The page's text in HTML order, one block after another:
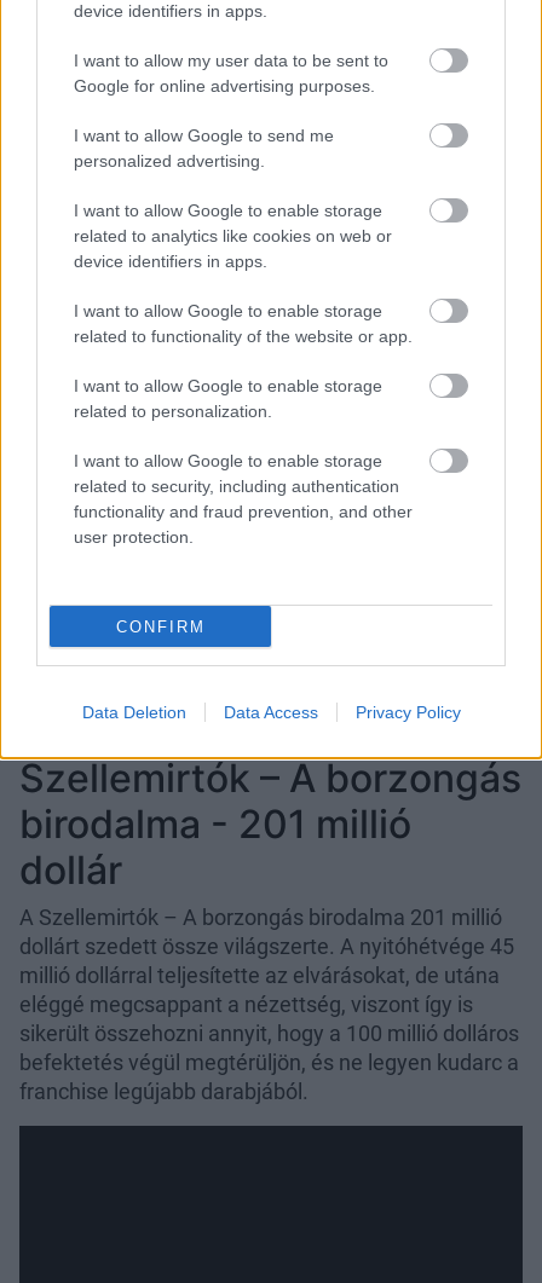
device identifiers in apps.
I want to allow my user data to be sent to
Google for online advertising purposes.
I want to allow Google to send me
personalized advertising.
I want to allow Google to enable storage
related to analytics like cookies on web or
device identifiers in apps.
I want to allow Google to enable storage
related to functionality of the website or app.
I want to allow Google to enable storage
related to personalization.
I want to allow Google to enable storage
related to security, including authentication
functionality and fraud prevention, and other
user protection.
CONFIRM
Data Deletion Data Access Privacy Policy
Garfield – 239 millió dollár
Kasszaiker lett a Garfield is, ami szerény 60 millió
dolláros büdzséből született. Valószínűleg sokat
megszólaltatta az ikonikus karaktert. Ennek ellenére
leginkább nemzetközi szinten szólt nagyot a
Garfield, ahol elérte a 150 millió dollárt, míg hazai
környezetben csak 89 millió dollárt termelt.
Szellemirtók – A borzongás
birodalma - 201 millió
dollár
A Szellemirtók – A borzongás birodalma 201 millió
dollárt szedett össze világszerte. A nyitóhétvége 45
millió dollárral teljesítette az elvárásokat, de utána
eléggé megcsappant a nézettség, viszont így is
sikerült összehozni annyit, hogy a 100 millió dolláros
befektetés végül megtérüljön, és ne legyen kudarc a
franchise legújabb darabjából.